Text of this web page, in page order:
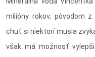
milióny rokov, pôvodom
chuť si niektorí musia
však má možnosť